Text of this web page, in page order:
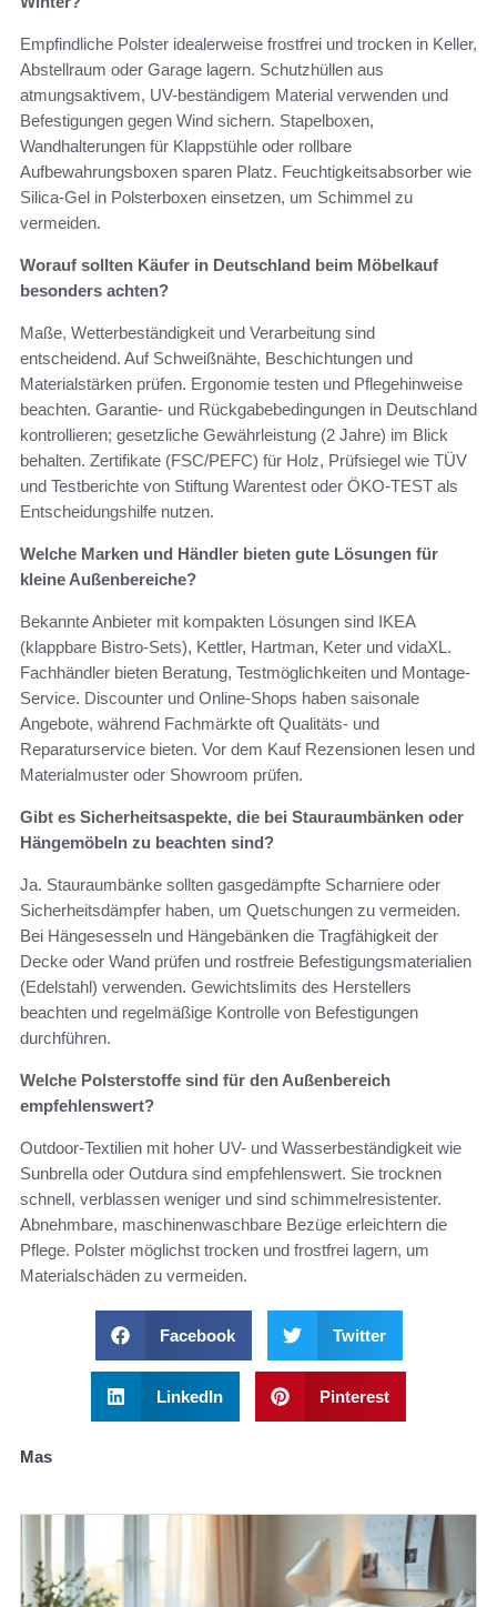
Empfindliche Polster idealerweise frostfrei und trocken in Keller,
Abstellraum oder Garage lagern. Schutzhüllen aus
atmungsaktivem, UV-beständigem Material verwenden und
Befestigungen gegen Wind sichern. Stapelboxen,
Wandhalterungen für Klappstühle oder rollbare
Aufbewahrungsboxen sparen Platz. Feuchtigkeitsabsorber wie
Silica-Gel in Polsterboxen einsetzen, um Schimmel zu
vermeiden.
Worauf sollten Käufer in Deutschland beim Möbelkauf
besonders achten?
Maße, Wetterbeständigkeit und Verarbeitung sind
entscheidend. Auf Schweißnähte, Beschichtungen und
Materialstärken prüfen. Ergonomie testen und Pflegehinweise
beachten. Garantie- und Rückgabebedingungen in Deutschland
kontrollieren; gesetzliche Gewährleistung (2 Jahre) im Blick
behalten. Zertifikate (FSC/PEFC) für Holz, Prüfsiegel wie TÜV
und Testberichte von Stiftung Warentest oder ÖKO-TEST als
Entscheidungshilfe nutzen.
Welche Marken und Händler bieten gute Lösungen für
kleine Außenbereiche?
Bekannte Anbieter mit kompakten Lösungen sind IKEA
(klappbare Bistro-Sets), Kettler, Hartman, Keter und vidaXL.
Fachhändler bieten Beratung, Testmöglichkeiten und Montage-
Service. Discounter und Online-Shops haben saisonale
Angebote, während Fachmärkte oft Qualitäts- und
Reparaturservice bieten. Vor dem Kauf Rezensionen lesen und
Materialmuster oder Showroom prüfen.
Gibt es Sicherheitsaspekte, die bei Stauraumbänken oder
Hängemöbeln zu beachten sind?
Ja. Stauraumbänke sollten gasgedämpfte Scharniere oder
Sicherheitsdämpfer haben, um Quetschungen zu vermeiden.
Bei Hängesesseln und Hängebänken die Tragfähigkeit der
Decke oder Wand prüfen und rostfreie Befestigungsmaterialien
(Edelstahl) verwenden. Gewichtslimits des Herstellers
beachten und regelmäßige Kontrolle von Befestigungen
durchführen.
Welche Polsterstoffe sind für den Außenbereich
empfehlenswert?
Outdoor-Textilien mit hoher UV- und Wasserbeständigkeit wie
Sunbrella oder Outdura sind empfehlenswert. Sie trocknen
schnell, verblassen weniger und sind schimmelresistenter.
Abnehmbare, maschinenwaschbare Bezüge erleichtern die
Pflege. Polster möglichst trocken und frostfrei lagern, um
Materialschäden zu vermeiden.
Facebook Twitter
LinkedIn Pinterest
Mas